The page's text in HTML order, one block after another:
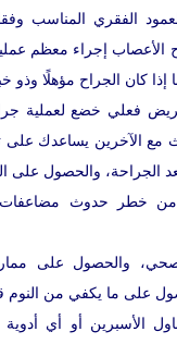
الفقري المناسب
الأعصاب إجراء معظم
إذا كان الجراح مؤهلًا وذو
فعلي خضع لعملية
مع الآخرين يساعدك على
الجراحة، والحصول على
من خطر حدوث
والحصول على
على ما يكفي من النوم
الأسبرين أو أي أدوية